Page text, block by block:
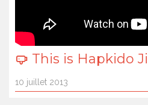
This is Hapkido
10 juillet 2013